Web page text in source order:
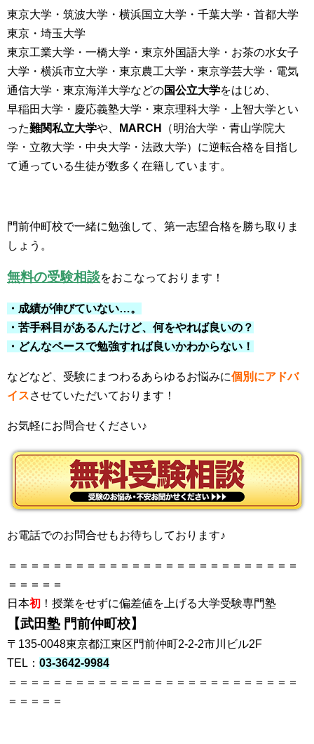
東京大学・筑波大学・横浜国立大学・千葉大学・首都大学
東京・埼玉大学
東京工業大学・一橋大学・東京外国語大学・お茶の水女子
大学・横浜市立大学・東京農工大学・東京学芸大学・電気
通信大学・東京海洋大学などの国公立大学をはじめ、
早稲田大学・慶応義塾大学・東京理科大学・上智大学とい
った難関私立大学や、 MARCH
（明治大学・青山学院大
学・立教大学・中央大学・法政大学）に逆転合格を目指し
て通っている生徒が数多く在籍しています。
門前仲町校で一緒に勉強して、第一志望合格を勝ち取りま
しょう。
無料の受験相談をおこなっております！
・成績が伸びていない…。
・苦手科目があるんたけど、何をやれば良いの？
・どんなペースで勉強すれば良いかわからない！
などなど、受験にまつわるあらゆるお悩みに個別にアドバ
イスさせていただいております！
お気軽にお問合せください♪
お電話でのお問合せもお待ちしております♪
＝＝＝＝＝＝＝＝＝＝＝＝＝＝＝＝＝＝＝＝＝＝＝＝＝＝
＝＝＝＝＝
日本初 ！授業をせずに偏差値を上げる大学受験専門塾
【武田塾 門前仲町校】
〒135-0048東京都江東区門前仲町2-2-2市川ビル2F
TEL： 03-3642-9984
＝＝＝＝＝＝＝＝＝＝＝＝＝＝＝＝＝＝＝＝＝＝＝＝＝＝
＝＝＝＝＝